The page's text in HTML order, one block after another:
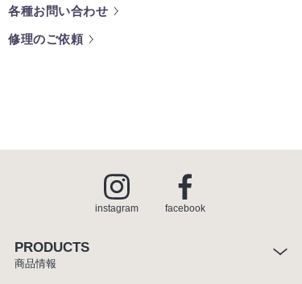
各種お問い合わせ
修理のご依頼
instagram facebook
PRODUCTS
商品情報